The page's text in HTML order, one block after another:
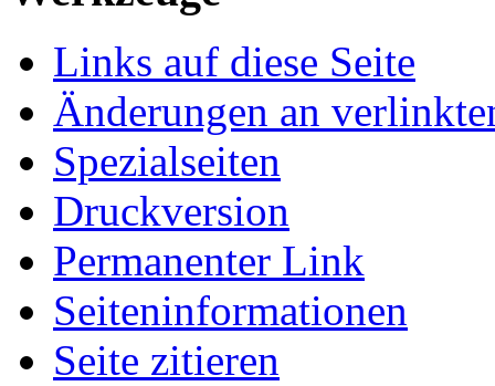
Links auf diese Seite
Änderungen an
Spezialseiten
Druckversion
Permanenter Link
Seiten­informationen
Seite zitieren